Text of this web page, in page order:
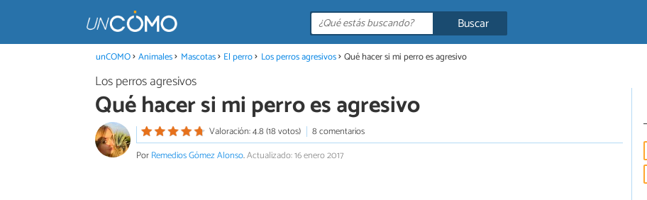
Buscar
unCOMO Animales Mascotas El perro Los perros agresivos Qué hacer si mi perro es agresivo
Los perros agresivos
Qué hacer si mi perro es agresivo
Valoración: 4.8 (18 votos)
8 comentarios
PorRemedios Gómez Alonso.Actualizado: 16 enero 2017